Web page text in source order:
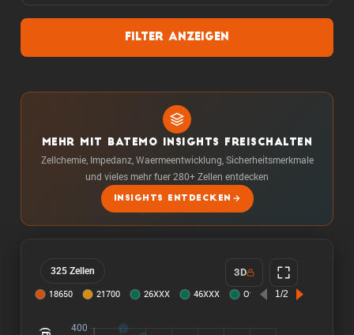
Filter anzeigen
MEHR MIT BATEMO INSIGHTS FREISCHALTEN
Zellchemie, Impedanz, Waermeentwicklung, Sicherheitsmerkmale
und vieles mehr fuer 280+ Zellen entdecken
INSIGHTS ENTDECKEN
325 Zellen 3D